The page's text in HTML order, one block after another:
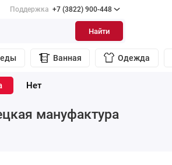
Поддержка +7 (3822) 900-448
Найти
Ванная Одежда
мануфактура